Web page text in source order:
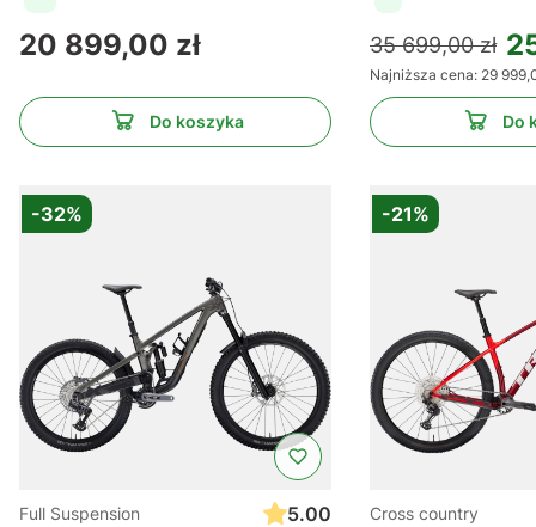
Cena
20 899,00 zł
Do koszyka
35 699,00 zł
Najniższa cena: 29
Do
-32%
Full Suspension
5.00
-21%
Cross country